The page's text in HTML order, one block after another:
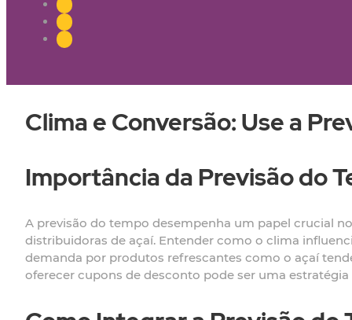
Clima e Conversão: Use a
Importância da Previsão do
A previsão do tempo desempenha um papel crucial
distribuidoras de açaí. Entender como o clima
demanda por produtos refrescantes como o açaí
oferecer cupons de desconto pode ser uma